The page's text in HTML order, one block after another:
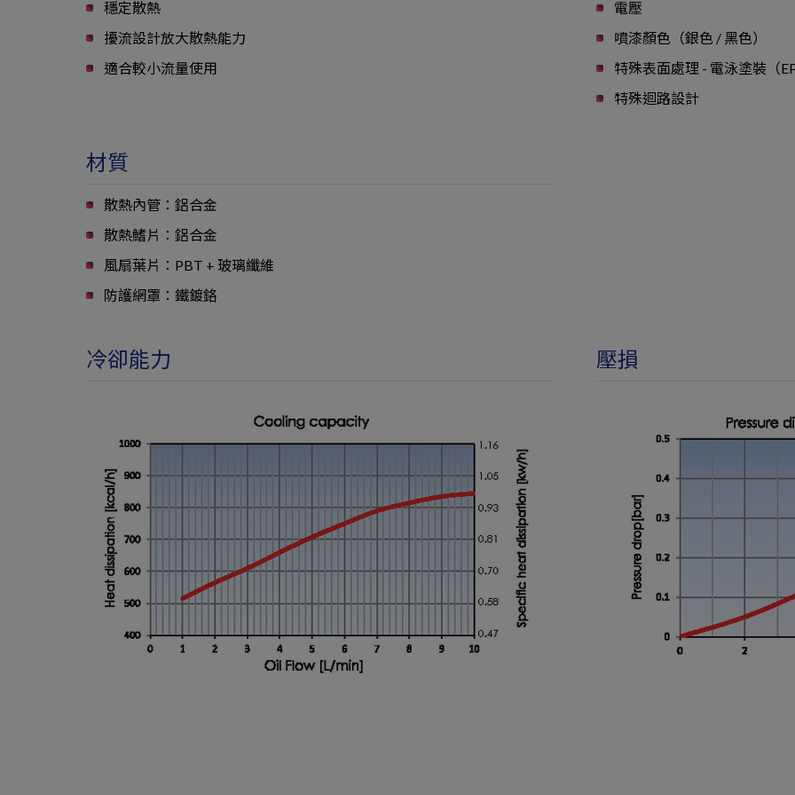
穩定散熱
擾流設計放大散熱能力
適合較小流量使用
電壓
噴漆顏色（銀色 / 黑色）
特殊表面處理 - 電泳塗裝（
特殊迴路設計
材質
散熱內管：鋁合金
散熱鰭片：鋁合金
風扇葉片：PBT + 玻璃纖維
防護網罩：鐵鍍鉻
冷卻能力 壓損